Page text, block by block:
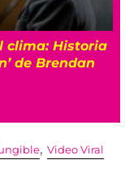
clima: Historia
de Brendan
,Video Viral